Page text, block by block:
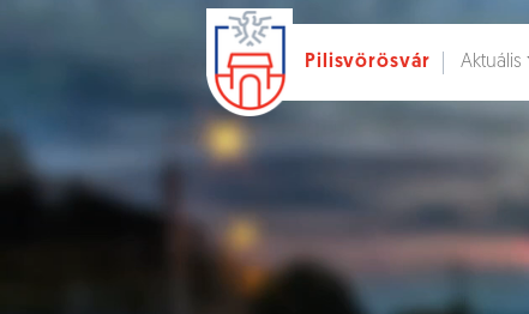
Ugrás a fő tartalomhoz
Pilisvörösvár Aktuális